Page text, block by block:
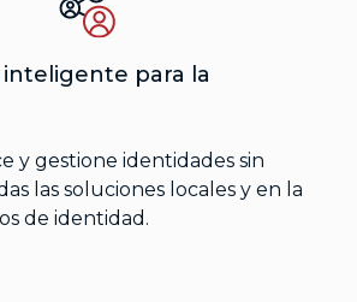
para la
y gestione identidades sin
las soluciones locales y en la
de identidad.